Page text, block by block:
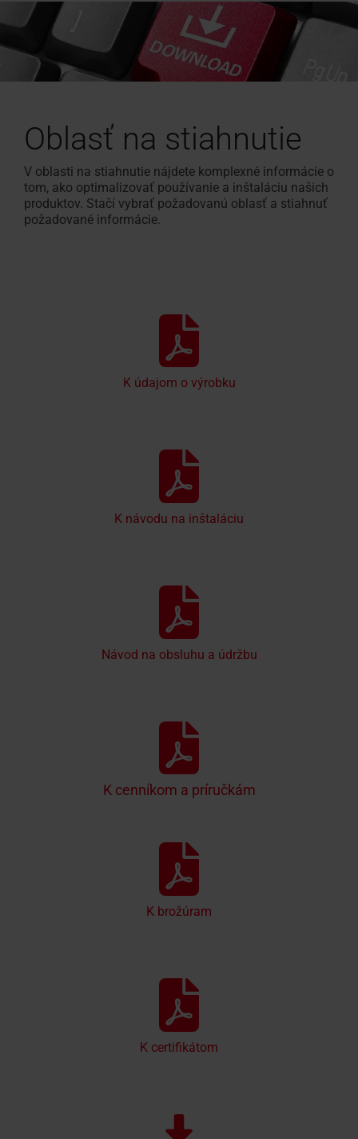
Oblasť na stiahnutie
V oblasti na stiahnutie nájdete komplexné informácie o
tom, ako optimalizovať používanie a inštaláciu našich
produktov. Stačí vybrať požadovanú oblasť a stiahnuť
požadované informácie.
K údajom o výrobku
K návodu na inštaláciu
Návod na obsluhu a údržbu
K cenníkom a príručkám
K brožúram
K certifikátom